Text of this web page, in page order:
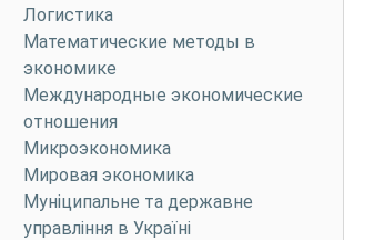
Логистика
Математические методы в
экономике
Международные экономические
отношения
Микроэкономика
Мировая экономика
Муніципальне та державне
управління в Україні